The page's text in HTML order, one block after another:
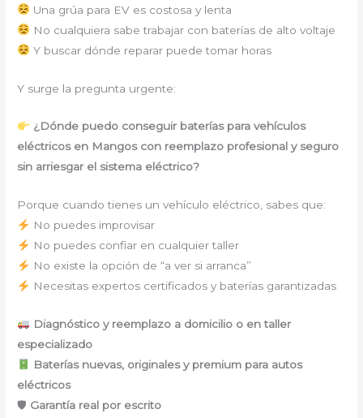
Una grúa para EV es costosa y lenta
No cualquiera sabe trabajar con baterías de alto voltaje
Y buscar dónde reparar puede tomar horas
Y surge la pregunta urgente:
¿Dónde puedo conseguir baterías para vehículos
eléctricos en Mangos con reemplazo profesional y seguro
sin arriesgar el sistema eléctrico?
Porque cuando tienes un vehículo eléctrico, sabes que:
No puedes improvisar
No puedes confiar en cualquier taller
No existe la opción de “a ver si arranca”
Necesitas expertos certificados y baterías garantizadas
Diagnóstico y reemplazo a domicilio o en taller
especializado
Baterías nuevas, originales y premium para autos
eléctricos
🛡 Garantía real por escrito